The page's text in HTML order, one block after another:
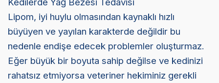
Kedilerde Yağ Bezesi Tedavisi
Lipom, iyi huylu olmasından kaynaklı hızlı
büyüyen ve yayılan karakterde değildir bu
nedenle endişe edecek problemler oluşturmaz.
Eğer büyük bir boyuta sahip değilse ve kedinizi
rahatsız etmiyorsa veteriner hekiminiz gerekli